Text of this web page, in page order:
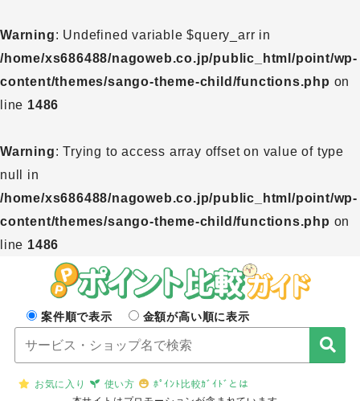
Warning: Undefined variable $query_arr in
/home/xs686488/nagoweb.co.jp/public_html/point/wp-
content/themes/sango-theme-child/functions.php on
line 1486
Warning: Trying to access array offset on value of type
null in
/home/xs686488/nagoweb.co.jp/public_html/point/wp-
content/themes/sango-theme-child/functions.php on
line 1486
案件順で表示 金額が高い順に表示
お気に入り 使い方
ﾎﾟｲﾝﾄ比較ｶﾞｲﾄﾞとは